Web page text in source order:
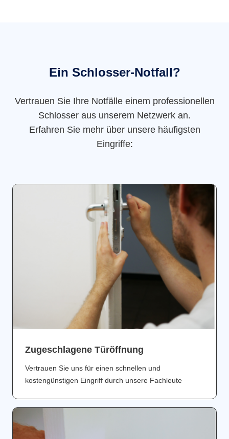
Ein Schlosser-Notfall?
Vertrauen Sie Ihre Notfälle einem professionellen
Schlosser aus unserem Netzwerk an.
Erfahren Sie mehr über unsere häufigsten
Eingriffe:
Zugeschlagene Türöffnung
Vertrauen Sie uns für einen schnellen und
kostengünstigen Eingriff durch unsere Fachleute